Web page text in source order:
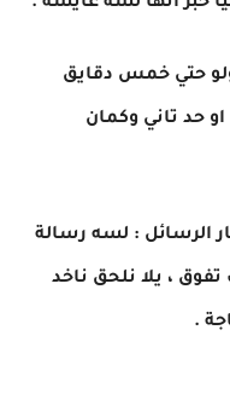
حتي خمس دقايق
حد تاني وكمان
الرسائل : لسه رسالة
، يلا نلحق ناخد
.